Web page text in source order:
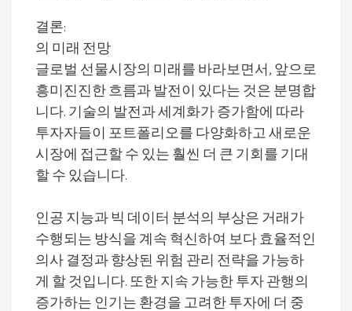
결론:
의 미래 전망
글로벌 선물시장의 미래를 바라보면서, 앞으로
흥미진진한 흐름과 발전이 있다는 것은 분명합
니다. 기술의 발전과 세계화가 증가함에 따라
투자자들이 포트폴리오를 다양화하고 새로운
시장에 접근할 수 있는 훨씬 더 큰 기회를 기대
할 수 있습니다.
인공 지능과 빅 데이터 분석의 부상은 거래가
수행되는 방식을 계속 혁신하여 보다 효율적인
의사 결정과 향상된 위험 관리 전략을 가능하
게 할 것입니다. 또한 지속 가능한 투자 관행의
증가하는 인기는 환경을 고려한 투자에 더 중